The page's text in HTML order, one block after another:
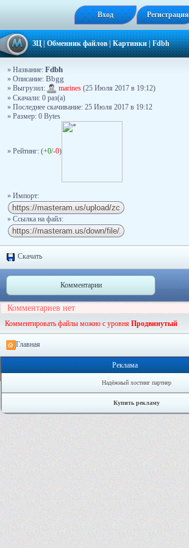
Вход Регистрация
ЗЦ|Обменник файлов|Картинки|Fdbh
» Название: Fdbh
» Описание: Bbgg
» Выгрузил:
marines (25 Июля 2017 в 19:12)
» Скачали: 0 раз(a)
» Последнее скачивание: 25 Июля 2017 в 19:12
» Размер: 0 Bytes
» Рейтинг: (+0/-0)
» Импорт:
» Ссылка на файл:
Скачать
Комментарии
Комментариев нет
Комментировать файлы можно с уровня Продвинутый
Главная
Реклама
Надёжный хостинг партнер
Купить рекламу